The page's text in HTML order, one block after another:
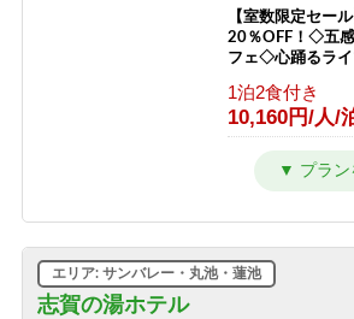
【室数限定セー
20％OFF！◇五
フェ◇心踊るライ
1泊2食付き
10,160円/人/
【2連泊以上限定
20％OFF◇五感
10,160円/人/
志賀の湯ホテル
エリア: サンバレー・丸池・蓮池